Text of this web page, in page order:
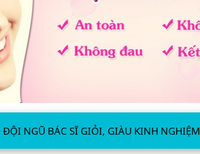
ĐỘI NGŨ BÁC SĨ GIỎI, GIÀU KINH NGHIỆM